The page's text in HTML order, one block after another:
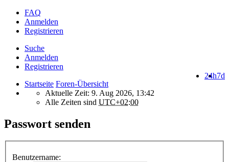
FAQ
Anmelden
Registrieren
Suche
Anmelden
Registrieren
7d
24h
Startseite Foren-Übersicht
Aktuelle Zeit: 9. Aug 2026, 13:42
Alle Zeiten sind UTC+02:00
Passwort senden
Benutzername: